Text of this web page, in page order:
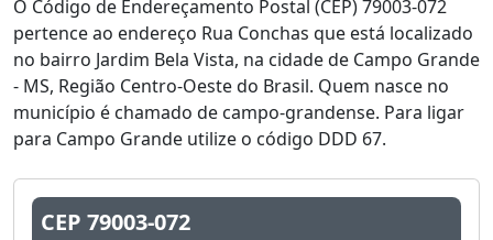
O Código de Endereçamento Postal (CEP) 79003-072
pertence ao endereço Rua Conchas que está localizado
no bairro Jardim Bela Vista, na cidade de Campo Grande
- MS, Região Centro-Oeste do Brasil. Quem nasce no
município é chamado de campo-grandense. Para ligar
para Campo Grande utilize o código DDD 67.
CEP 79003-072